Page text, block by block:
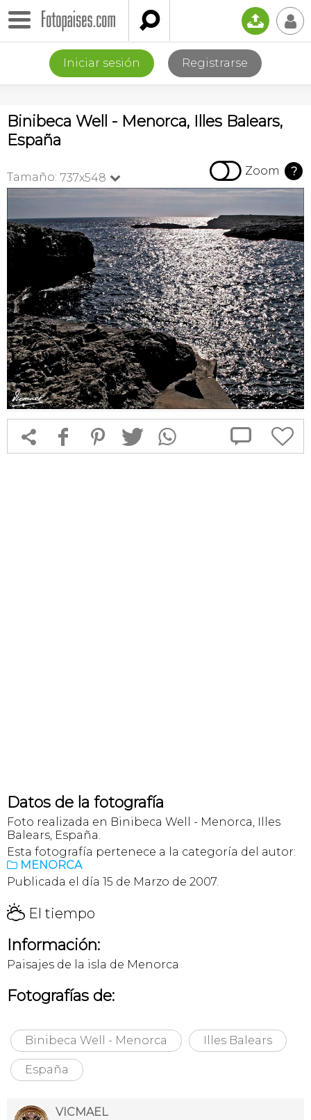
 📤 👤
Iniciar sesión Registrarse
Binibeca Well - Menorca, Illes Balears,
España
Tamaño: 737x548   Zoom ?
 f 1 T  
Datos de la fotografía
Foto realizada en Binibeca Well - Menorca, Illes
Balears, España.
Esta fotografía pertenece a la categoría del autor:
 MENORCA
Publicada el día 15 de Marzo de 2007.
H El tiempo
Información:
Paisajes de la isla de Menorca
Fotografías de:
Binibeca Well - Menorca Illes Balears
España
VICMAEL